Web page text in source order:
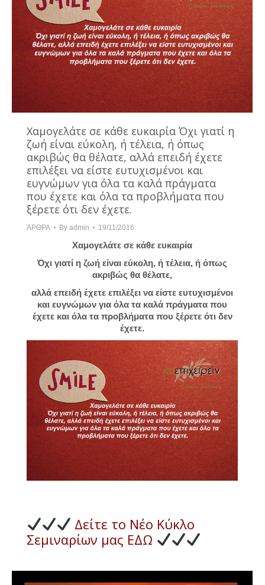
Χαμογελάτε σε κάθε ευκαιρία Όχι γιατί η
ζωή είναι εύκολη, ή τέλεια, ή όπως
ακριβώς θα θέλατε, αλλά επειδή έχετε
επιλέξει να είστε ευτυχισμένοι και
ευγνώμων για όλα τα καλά πράγματα
που έχετε και όλα τα προβλήματα που
ξέρετε ότι δεν έχετε.
ΆΡΘΡΑ By admin 19/11/2016
Χαμογελάτε σε κάθε ευκαιρία
Όχι γιατί η ζωή είναι εύκολη, ή τέλεια, ή όπως
ακριβώς θα θέλατε,
αλλά επειδή έχετε επιλέξει να είστε ευτυχισμένοι
και ευγνώμων για όλα τα καλά πράγματα που
έχετε και όλα τα προβλήματα που ξέρετε ότι δεν
έχετε.
Δείτε το Νέο Κύκλο
Σεμιναρίων μας ΕΔΩ